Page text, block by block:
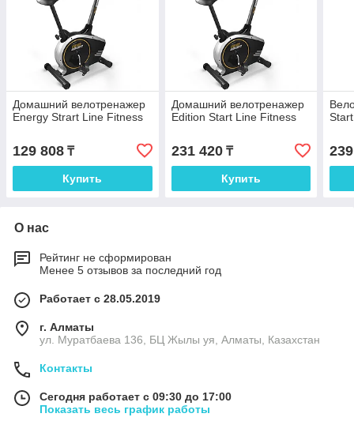
Домашний велотренажер
Energy Strart Line Fitness
129 808 ₸
Купить
Домашний велотренажер
Edition Start Line Fitness
231 420₸
Купить
О нас
Рейтинг не сформирован
Менее 5 отзывов за последний год
Работает с 28.05.2019
г. Алматы
ул. Муратбаева 136, БЦ Жылы уя, Алматы, Казахстан
Контакты
Сегодня работает с 09:30 до 17:00
Показать весь график работы